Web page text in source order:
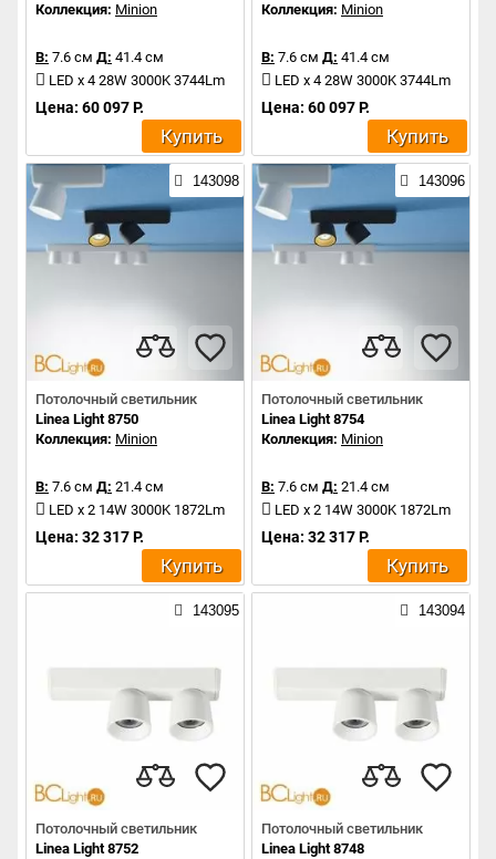
Коллекция: Minion
В: 7.6 см Д: 41.4 см
LED x 4 28W 3000K 3744Lm
Цена: 60 097 Р.
Купить
Коллекция: Minion
В: 7.6 см Д: 41.4 см
LED x 4 28W 3000K 3744Lm
Цена: 60 097 Р.
Купить
143098
Потолочный светильник
Linea Light 8750
Коллекция: Minion
В: 7.6 см Д: 21.4 см
LED x 2 14W 3000K 1872Lm
Цена: 32 317 Р.
Купить
143096
Потолочный светильник
Linea Light 8754
Коллекция: Minion
В: 7.6 см Д: 21.4 см
LED x 2 14W 3000K 1872Lm
Цена: 32 317 Р.
Купить
143095
Потолочный светильник
Linea Light 8752
143094
Потолочный светильник
Linea Light 8748